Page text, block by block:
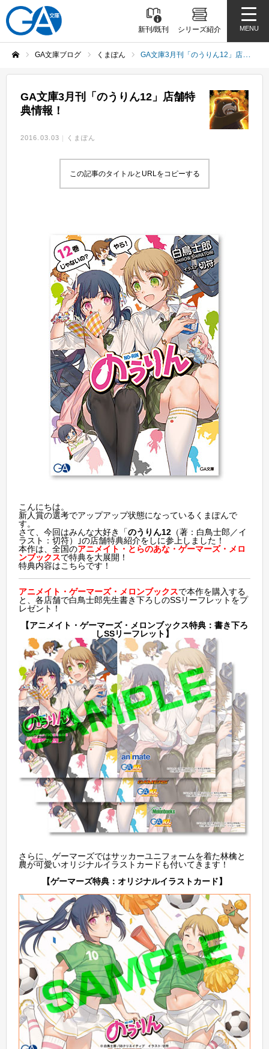
新刊/既刊 シリーズ紹介 MENU
GA文庫ブログ くまぽん GA文庫3月刊「のうりん12」店舗特典情報！
GA文庫3月刊「のうりん12」店舗特
典情報！
2016.03.03 くまぽん
この記事のタイトルとURLをコピーする
こんにちは。
新人賞の選考でアップアップ状態になっているくまぽんで
す。
さて、今回はみんな大好き「のうりん12 （著：白鳥士郎／イ
ラスト：切符）｣の店舗特典紹介をしに参上しました！
本作は、全国のアニメイト・とらのあな・ゲーマーズ・メロ
ンブックスで特典を大展開！
特典内容はこちらです！
アニメイト・ゲーマーズ・メロンブックスで本作を購入する
と、各店舗で白鳥士郎先生書き下ろしのSSリーフレットをプ
レゼント！
【アニメイト・ゲーマーズ・メロンブックス特典：書き下ろ
しSSリーフレット】
さらに、ゲーマーズではサッカーユニフォームを着た林檎と
農が可愛いオリジナルイラストカードも付いてきます！
【ゲーマーズ特典：オリジナルイラストカード】